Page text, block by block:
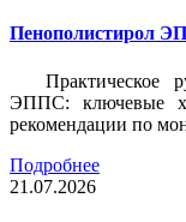
Пенополистирол
ЭППС: ключевые
рекомендации по
Подробнее
21.07.2026